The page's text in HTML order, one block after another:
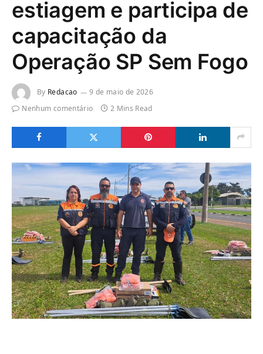
estiagem e participa de
capacitação da
Operação SP Sem Fogo
By Redacao
9 de maio de 2026
Nenhum comentário
2 Mins Read